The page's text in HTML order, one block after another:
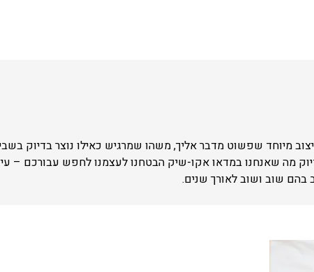
מיוחד שפשוט מדבר אליך, משהו שמרגיש כאילו נוצר בדיוק
מה שאנחנו במדאו אקו-שיק הבטחנו לעצמנו לחפש עבורכם –
בהם שוב ושוב לאורך שנים.